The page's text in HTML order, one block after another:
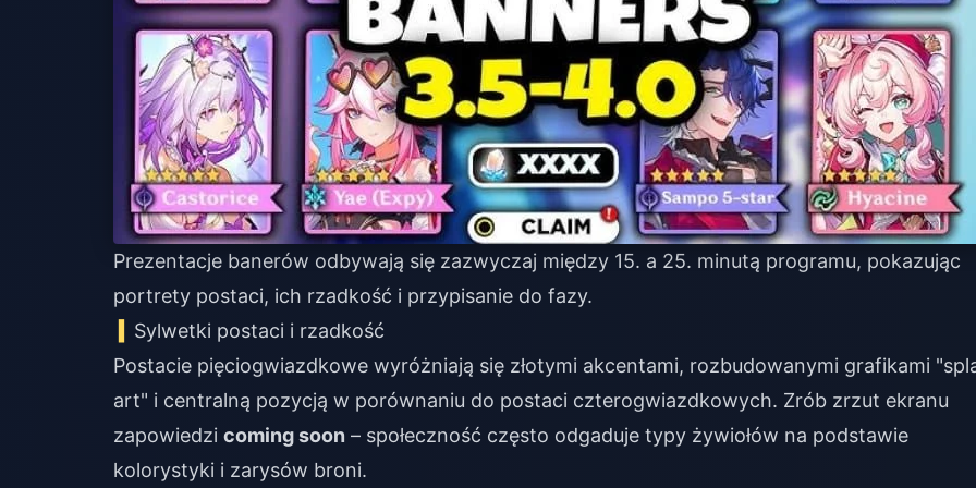
Prezentacje banerów odbywają się zazwyczaj między 15. a 25. minutą programu, pokazując
portrety postaci, ich rzadkość i przypisanie do fazy.
Sylwetki postaci i rzadkość
Postacie pięciogwiazdkowe wyróżniają się złotymi akcentami, rozbudowanymi grafikami
art" i centralną pozycją w porównaniu do postaci czterogwiazdkowych. Zrób zrzut ekranu
zapowiedzi coming soon – społeczność często odgaduje typy żywiołów na podstawie
kolorystyki i zarysów broni.